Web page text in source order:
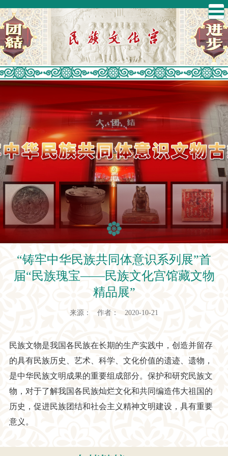
“铸牢中华民族共同体意识系列展”首
届“民族瑰宝——民族文化宫馆藏文物
精品展”
来源： 作者： 2020-10-21
民族文物是我国各民族在长期的生产实践中，创造并留存
的具有民族历史、艺术、科学、文化价值的遗迹、遗物，
是中华民族文明成果的重要组成部分。保护和研究民族文
物，对于了解我国各民族灿烂文化和共同编造伟大祖国的
历史，促进民族团结和社会主义精神文明建设，具有重要
意义。